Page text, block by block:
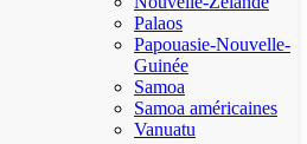
Palaos
Papouasie-Nouvelle-
Guinée
Samoa
Samoa américaines
Vanuatu